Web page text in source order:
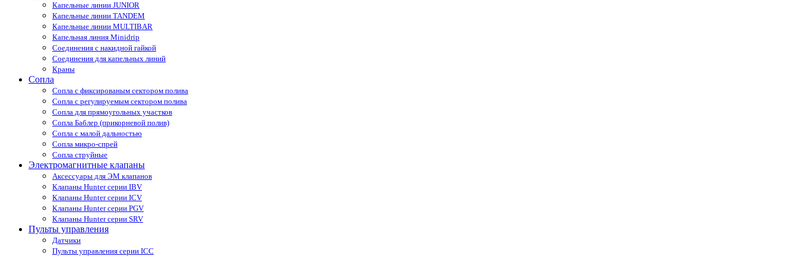
Капельные линии JUNIOR
Капельные линии TANDEM
Капельные линии MULTIBAR
Капельная линия Minidrip
Соединения с накидной гайкой
Соединения для капельных линий
Краны
Сопла
Cопла с фиксированым сектором полива
Сопла с регулируемым сектором полива
Сопла для прямоугольных участков
Сопла Баблер (прикорневой полив)
Сопла с малой дальностью
Сопла микро-спрей
Сопла струйные
Электромагнитные клапаны
Аксессуары для ЭМ клапанов
Клапаны Hunter серии IBV
Клапаны Hunter серии ICV
Клапаны Hunter серии PGV
Клапаны Hunter серии SRV
Пульты управления
Датчики
Пульты управления серии ICС